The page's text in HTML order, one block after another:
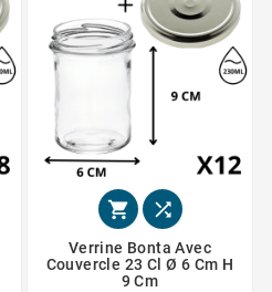
 
Verrine Bonta Avec
Couvercle 23 Cl Ø 6 Cm H
9 Cm